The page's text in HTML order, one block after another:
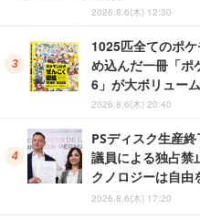
2026.8.6(木) 12:30
1025匹全てのポ
め込んだ一冊「ポ
6」が大ボリューム
2026.8.6(木) 20:40
PSディスク生産
議員による独占
クノロジーは自由
2026.8.6(木) 17:20